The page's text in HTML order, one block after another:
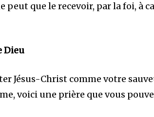
peut que le recevoir, par la foi, à
Dieu
Jésus-Christ comme votre
voici une prière que vous